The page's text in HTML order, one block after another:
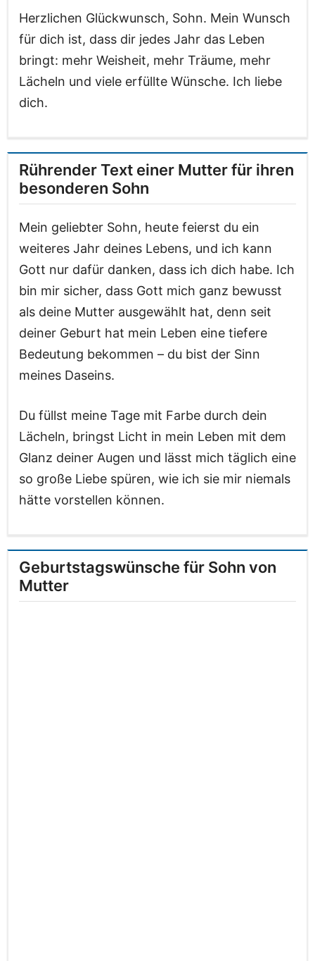
Herzlichen Glückwunsch, Sohn. Mein Wunsch
für dich ist, dass dir jedes Jahr das Leben
bringt: mehr Weisheit, mehr Träume, mehr
Lächeln und viele erfüllte Wünsche. Ich liebe
dich.
Rührender Text einer Mutter für ihren
besonderen Sohn
Mein geliebter Sohn, heute feierst du ein
weiteres Jahr deines Lebens, und ich kann
Gott nur dafür danken, dass ich dich habe. Ich
bin mir sicher, dass Gott mich ganz bewusst
als deine Mutter ausgewählt hat, denn seit
deiner Geburt hat mein Leben eine tiefere
Bedeutung bekommen – du bist der Sinn
meines Daseins.
Du füllst meine Tage mit Farbe durch dein
Lächeln, bringst Licht in mein Leben mit dem
Glanz deiner Augen und lässt mich täglich eine
so große Liebe spüren, wie ich sie mir niemals
hätte vorstellen können.
Geburtstagswünsche für Sohn von
Mutter